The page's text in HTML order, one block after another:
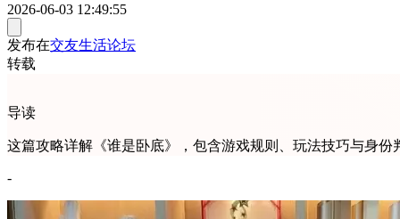
2026-06-03 12:49:55
发布在交友生活论坛
转载
导读
这篇攻略详解《谁是卧底》，包含游戏规则、玩法技巧与身
-